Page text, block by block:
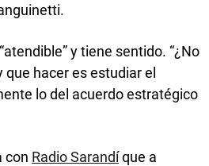
y tiene sentido. “¿No
hacer es estudiar el
lo del acuerdo estratégico
con Radio Sarandíque a